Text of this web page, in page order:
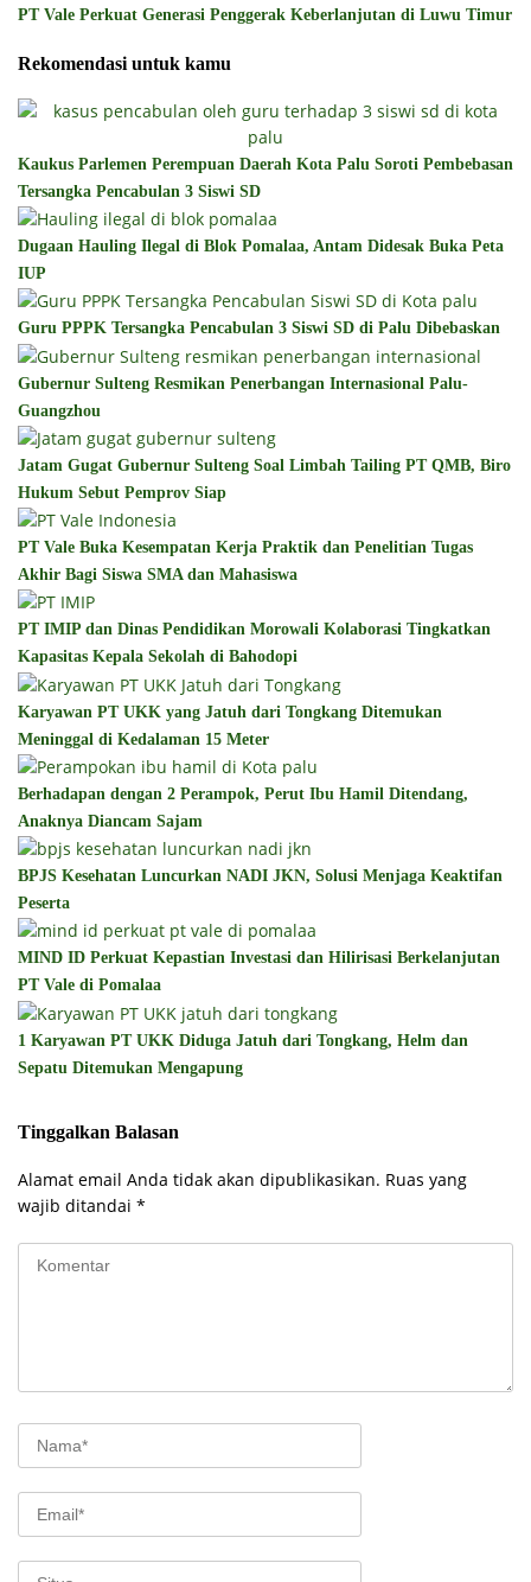
PT Vale Perkuat Generasi Penggerak Keberlanjutan di Luwu Timur
Rekomendasi untuk kamu
Kaukus Parlemen Perempuan Daerah Kota Palu Soroti Pembebasan
Tersangka Pencabulan 3 Siswi SD
Dugaan Hauling Ilegal di Blok Pomalaa, Antam Didesak Buka Peta
IUP
Guru PPPK Tersangka Pencabulan 3 Siswi SD di Palu Dibebaskan
Gubernur Sulteng Resmikan Penerbangan Internasional Palu-
Guangzhou
Jatam Gugat Gubernur Sulteng Soal Limbah Tailing PT QMB, Biro
Hukum Sebut Pemprov Siap
PT Vale Buka Kesempatan Kerja Praktik dan Penelitian Tugas
Akhir Bagi Siswa SMA dan Mahasiswa
PT IMIP dan Dinas Pendidikan Morowali Kolaborasi Tingkatkan
Kapasitas Kepala Sekolah di Bahodopi
Karyawan PT UKK yang Jatuh dari Tongkang Ditemukan
Meninggal di Kedalaman 15 Meter
Berhadapan dengan 2 Perampok, Perut Ibu Hamil Ditendang,
Anaknya Diancam Sajam
BPJS Kesehatan Luncurkan NADI JKN, Solusi Menjaga Keaktifan
Peserta
MIND ID Perkuat Kepastian Investasi dan Hilirisasi Berkelanjutan
PT Vale di Pomalaa
1 Karyawan PT UKK Diduga Jatuh dari Tongkang, Helm dan
Sepatu Ditemukan Mengapung
Tinggalkan Balasan
Alamat email Anda tidak akan dipublikasikan. Ruas yang
wajib ditandai *